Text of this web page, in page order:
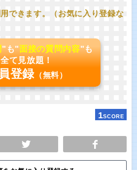
できます。（お気に入り登録な
"も"面接の質問内容"も
全て見放題！
登録 （無料）
1SCORE